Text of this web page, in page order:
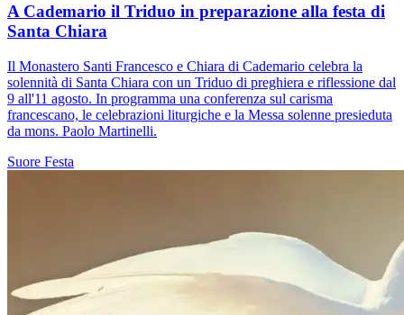
A Cademario il Triduo in preparazione alla festa di
Santa Chiara
Il Monastero Santi Francesco e Chiara di Cademario celebra la
solennità di Santa Chiara con un Triduo di preghiera e riflessione dal
9 all'11 agosto. In programma una conferenza sul carisma
francescano, le celebrazioni liturgiche e la Messa solenne presieduta
da mons. Paolo Martinelli.
Suore Festa